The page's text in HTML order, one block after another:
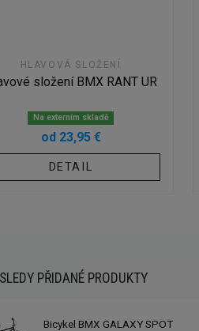
HLAVOVÁ SLOŽENÍ
složení BMX RANT UR
Na externím skladě
od 23,95 €
DETAIL
PŘIDANÉ PRODUKTY
Bicykel BMX GALAXY SPOT